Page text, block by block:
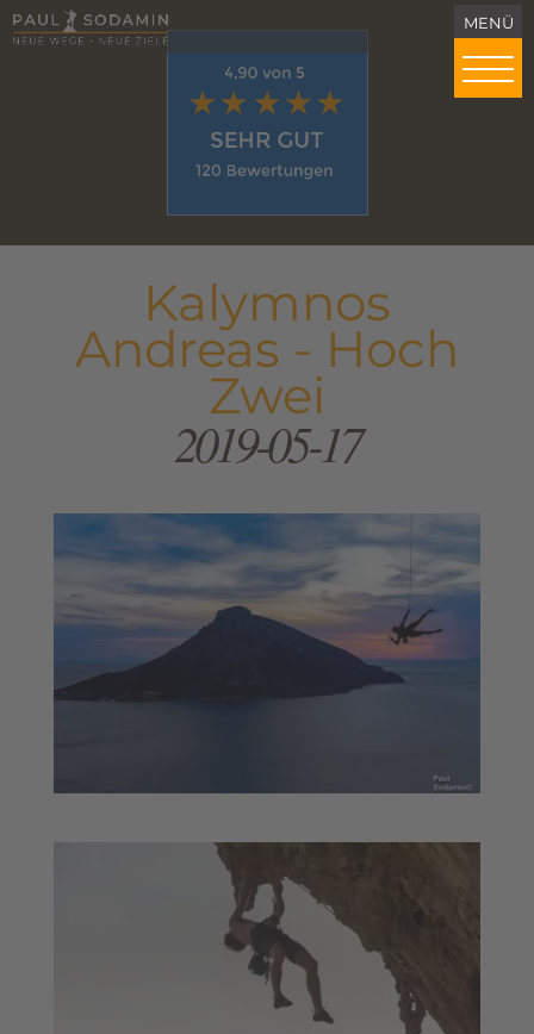
Kalymnos
Andreas - Hoch
Zwei
2019-05-17